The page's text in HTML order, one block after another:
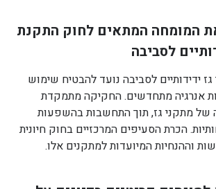
המומחה המתאים לחוק התקנת
לסביבה
ידידותיים לסביבה נועד להבטיח שימוש
אנרגיה מתחדשים. החקיקה מתמקדת
של מתקני גז, תוך התחשבות בהשפעות
הכרת הסעיפים המרכזיים בחוק חיונית
וההנחיות המיועדות למתקנים אלו.